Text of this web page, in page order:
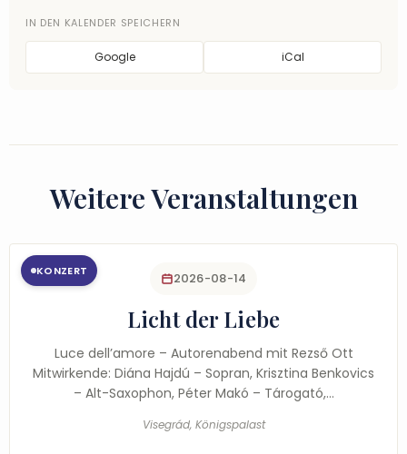
IN DEN KALENDER SPEICHERN
Google iCal
Weitere Veranstaltungen
KONZERT 2026-08-14
Licht der Liebe
Luce dell’amore – Autorenabend mit Rezső Ott
Mitwirkende: Diána Hajdú – Sopran, Krisztina Benkovics
– Alt-Saxophon, Péter Makó – Tárogató,…
Visegrád, Königspalast